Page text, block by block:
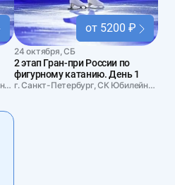
г. Санкт-Петербург, СК Юбилейный
от 5200 ₽
24 октября, СБ
2 этап Гран-при России по
фигурному катанию. День 1
г. Санкт-Петербург, СК Юбилейный